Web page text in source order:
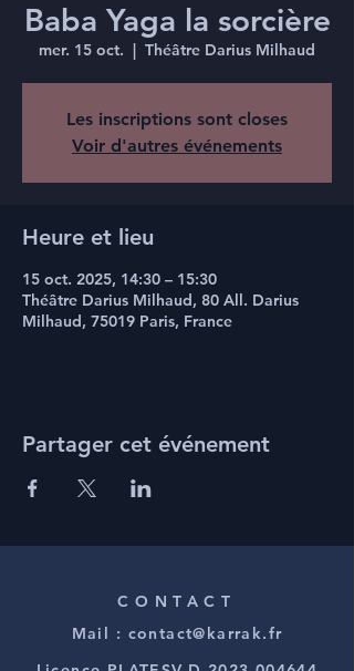
Baba Yaga la sorcière
mer. 15 oct.
  |
Théâtre Darius Milhaud
Les inscriptions sont closes
Voir d'autres événements
Heure et lieu
15 oct. 2025, 14:30 – 15:30
Théâtre Darius Milhaud, 80 All. Darius
Milhaud, 75019 Paris, France
Partager cet événement
CONTACT
Mail : contact@karrak.fr